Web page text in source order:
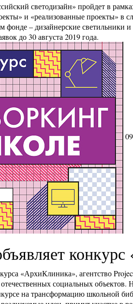
светодизайн» пройдет в
и «реализованные проекты»
фонде – дизайнерские
до 30 августа 2019 года.
«АрхиКлиника», агентство
социальных
на трансформацию школьной